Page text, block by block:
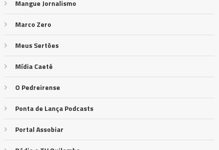
Mangue Jornalismo
Marco Zero
Meus Sertões
Mídia Caeté
O Pedreirense
Ponta de Lança Podcasts
Portal Assobiar